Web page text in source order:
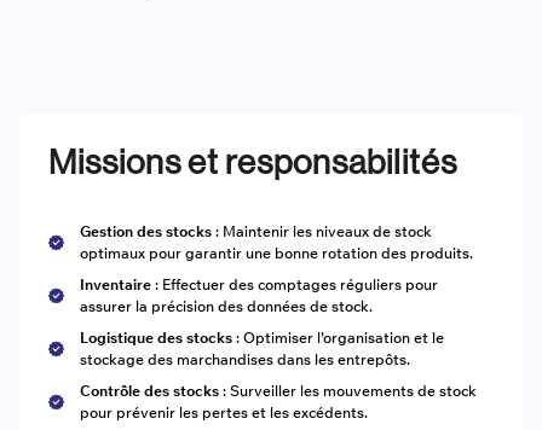
Missions et responsabilités
Gestion des stocks : Maintenir les niveaux de stock
optimaux pour garantir une bonne rotation des produits.
Inventaire : Effectuer des comptages réguliers pour
assurer la précision des données de stock.
Logistique des stocks : Optimiser l’organisation et le
stockage des marchandises dans les entrepôts.
Contrôle des stocks : Surveiller les mouvements de stock
pour prévenir les pertes et les excédents.